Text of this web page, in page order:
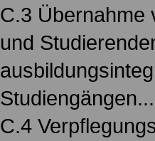
C.3 Übernahme
und
C.4